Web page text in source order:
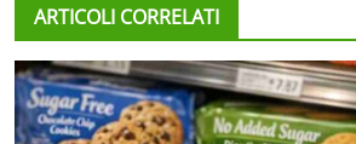
ARTICOLI CORRELATI